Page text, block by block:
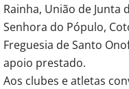
Rainha, União de Junta
Senhora do Pópulo,
Freguesia de Santo
apoio prestado.
Aos clubes e atletas